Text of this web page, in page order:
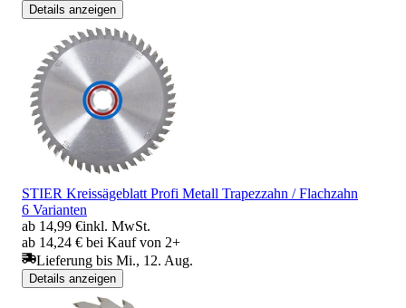
Details anzeigen
STIER Kreissägeblatt Profi Metall Trapezzahn / Flachzahn
6 Varianten
ab 14,99 €inkl. MwSt.
ab 14,24 € bei Kauf von 2+
Lieferung bis Mi., 12. Aug.
Details anzeigen